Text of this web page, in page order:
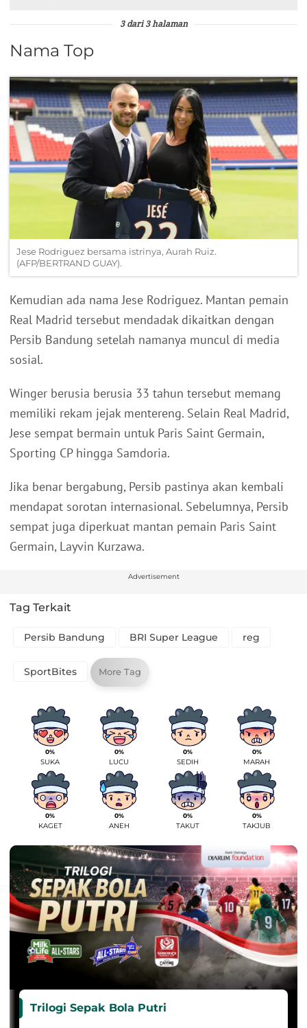
3 dari 3 halaman
Nama Top
Jese Rodriguez bersama istrinya, Aurah Ruiz.
(AFP/BERTRAND GUAY).
Kemudian ada nama Jese Rodriguez. Mantan pemain
Real Madrid tersebut mendadak dikaitkan dengan
Persib Bandung setelah namanya muncul di media
sosial.
Winger berusia berusia 33 tahun tersebut memang
memiliki rekam jejak mentereng. Selain Real Madrid,
Jese sempat bermain untuk Paris Saint Germain,
Sporting CP hingga Samdoria.
Jika benar bergabung, Persib pastinya akan kembali
mendapat sorotan internasional. Sebelumnya, Persib
sempat juga diperkuat mantan pemain Paris Saint
Germain, Layvin Kurzawa.
Advertisement
Tag Terkait
Persib Bandung BRI Super League reg
SportBites More Tag
0%
SUKA
0%
LUCU
0%
SEDIH
0%
MARAH
0%
KAGET
0%
ANEH
0%
TAKUT
0%
TAKJUB
Trilogi Sepak Bola Putri